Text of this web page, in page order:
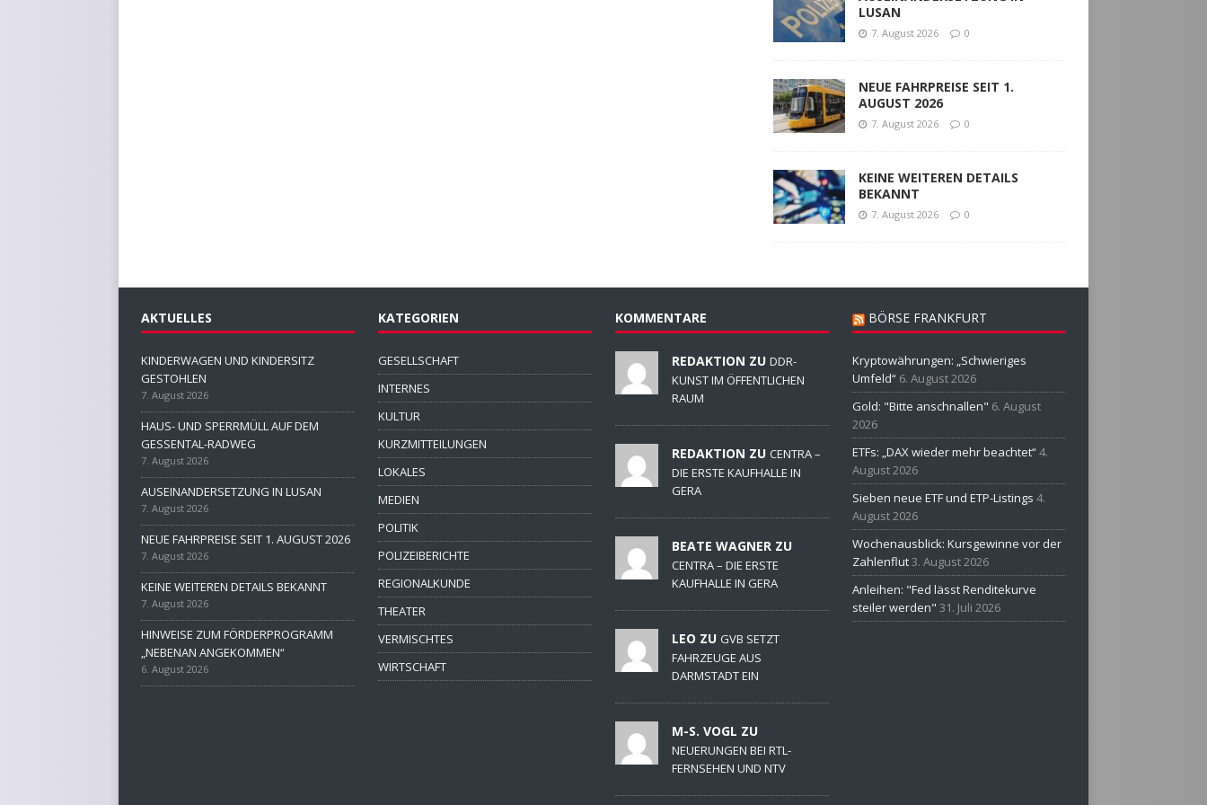
LUSAN
7. August 2026 0
NEUE FAHRPREISE SEIT 1.
AUGUST 2026
7. August 2026 0
KEINE WEITEREN DETAILS
BEKANNT
7. August 2026 0
AKTUELLES
KINDERWAGEN UND KINDERSITZ
GESTOHLEN
7. August 2026
HAUS- UND SPERRMÜLL AUF DEM
GESSENTAL-RADWEG
7. August 2026
AUSEINANDERSETZUNG IN LUSAN
7. August 2026
NEUE FAHRPREISE SEIT 1. AUGUST 2026
7. August 2026
KEINE WEITEREN DETAILS BEKANNT
7. August 2026
HINWEISE ZUM FÖRDERPROGRAMM
„NEBENAN ANGEKOMMEN“
6. August 2026
KATEGORIEN
GESELLSCHAFT
INTERNES
KULTUR
KURZMITTEILUNGEN
LOKALES
MEDIEN
POLITIK
POLIZEIBERICHTE
REGIONALKUNDE
THEATER
VERMISCHTES
WIRTSCHAFT
KOMMENTARE
REDAKTION ZU DDR-
KUNST IM ÖFFENTLICHEN
RAUM
REDAKTION ZU CENTRA –
DIE ERSTE KAUFHALLE IN
GERA
BEATE WAGNER ZU
CENTRA – DIE ERSTE
KAUFHALLE IN GERA
LEO ZU GVB SETZT
FAHRZEUGE AUS
DARMSTADT EIN
M-S. VOGL ZU
NEUERUNGEN BEI RTL-
FERNSEHEN UND NTV
BÖRSE FRANKFURT
Kryptowährungen: „Schwieriges
Umfeld“ 6. August 2026
Gold: "Bitte anschnallen" 6. August
2026
ETFs: „DAX wieder mehr beachtet“4.
August 2026
Sieben neue ETF und ETP-Listings 4.
August 2026
Wochenausblick: Kursgewinne vor der
Zahlenflut3. August 2026
Anleihen: "Fed lässt Renditekurve
steiler werden" 31. Juli 2026